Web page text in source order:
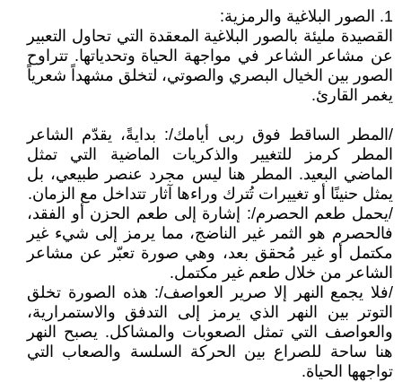
1. الصور البلاغية والرمزية:
القصيدة مليئة بالصور البلاغية المعقدة التي تحاول التعبير
عن مشاعر الشاعر في مواجهة الحياة وتحدياتها. تتراوح
الصور بين الخيال البصري والصوتي، لتخلق مشهداً شعرياً
يغمر القارئ.
/المطر الساقط فوق ربى أيامك/: بدايةً، يقدّم الشاعر
المطر كرمز للتغيير والذكريات الماضية التي تمثل
الماضي البعيد. المطر هنا ليس مجرد عنصر طبيعي، بل
يمثل حنينًا أو تغييرات تُترك وراءها آثار تتداخل مع الزمان.
/يحمل طعم الحصرم/: إشارة إلى طعم الحزن أو الفقد،
فالحصرم هو الثمر غير الناضج، مما يرمز إلى شيء غير
مكتمل أو غير مُحقق بعد، وهي صورة تعبّر عن مشاعر
الشاعر من خلال طعم غير مكتمل.
/فلا يجمع النهر إلا صرير العواصف/: هذه الصورة تخلق
التوتر بين النهر الذي يرمز إلى التدفق والاستمرارية،
والعواصف التي تمثل الصعوبات والمشاكل. يصبح النهر
هنا ساحة للصراع بين الحركة السلسة والصعاب التي
تواجهها الحياة.